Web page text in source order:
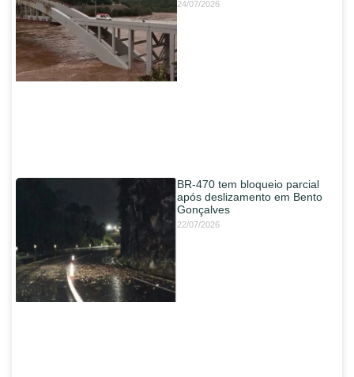
24/07/2026
BR-470 tem bloqueio parcial
após deslizamento em Bento
Gonçalves
22/07/2026